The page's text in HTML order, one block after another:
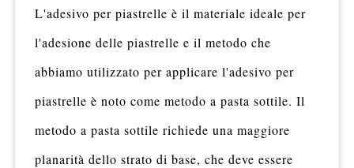
L'adesivo per piastrelle è il materiale ideale per
l'adesione delle piastrelle e il metodo che
abbiamo utilizzato per applicare l'adesivo per
piastrelle è noto come metodo a pasta sottile. Il
metodo a pasta sottile richiede una maggiore
planarità dello strato di base, che deve essere